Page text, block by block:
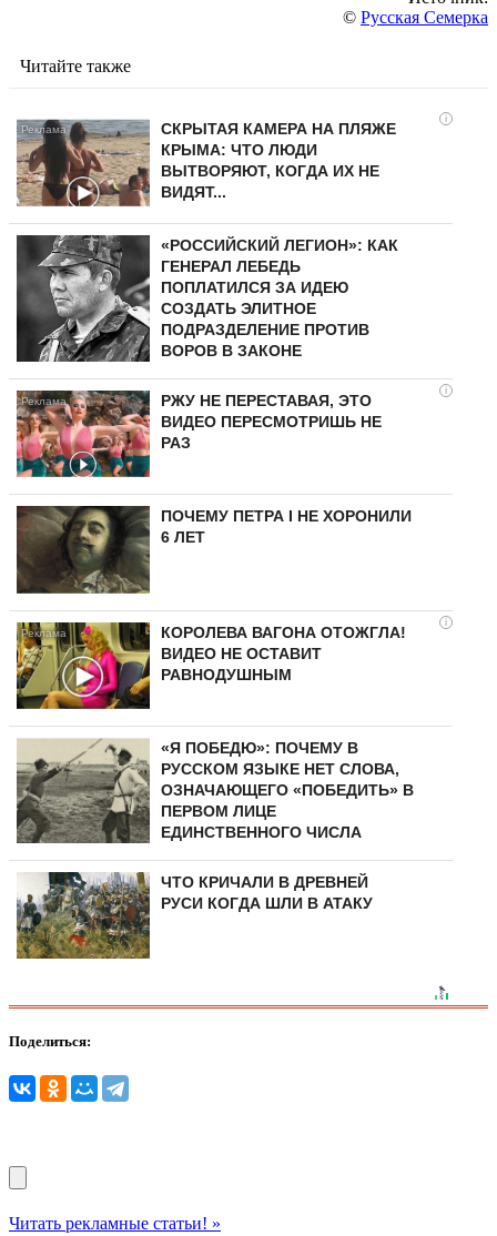
© Русская Семерка
Читайте также
i
СКРЫТАЯ КАМЕРА НА ПЛЯЖЕ
КРЫМА: ЧТО ЛЮДИ
ВЫТВОРЯЮТ, КОГДА ИХ НЕ
ВИДЯТ...
«РОССИЙСКИЙ ЛЕГИОН»: КАК
ГЕНЕРАЛ ЛЕБЕДЬ
ПОПЛАТИЛСЯ ЗА ИДЕЮ
СОЗДАТЬ ЭЛИТНОЕ
ПОДРАЗДЕЛЕНИЕ ПРОТИВ
ВОРОВ В ЗАКОНЕ
i
РЖУ НЕ ПЕРЕСТАВАЯ, ЭТО
ВИДЕО ПЕРЕСМОТРИШЬ НЕ
РАЗ
ПОЧЕМУ ПЕТРА I НЕ ХОРОНИЛИ
6 ЛЕТ
i
КОРОЛЕВА ВАГОНА ОТОЖГЛА!
ВИДЕО НЕ ОСТАВИТ
РАВНОДУШНЫМ
«Я ПОБЕДЮ»: ПОЧЕМУ В
РУССКОМ ЯЗЫКЕ НЕТ СЛОВА,
ОЗНАЧАЮЩЕГО «ПОБЕДИТЬ» В
ПЕРВОМ ЛИЦЕ
ЕДИНСТВЕННОГО ЧИСЛА
ЧТО КРИЧАЛИ В ДРЕВНЕЙ
РУСИ КОГДА ШЛИ В АТАКУ
Поделиться:
Читать рекламные статьи! »